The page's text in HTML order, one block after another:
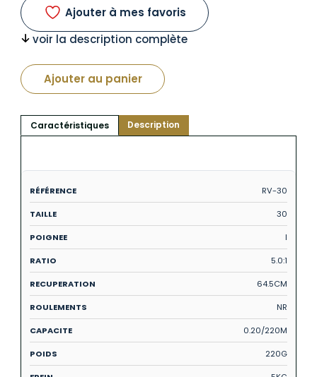
Ajouter à mes favoris
voir la description complète
Ajouter au panier
Caractéristiques Description
RV-30
30
I
5.0:1
64.5CM
NR
0.20/220M
220G